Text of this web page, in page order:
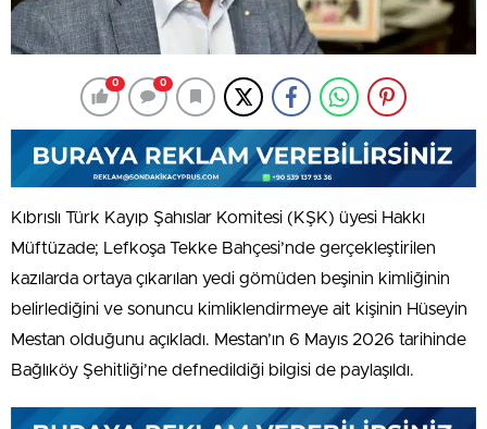
0 0
Kıbrıslı Türk Kayıp Şahıslar Komitesi (KŞK) üyesi Hakkı
Müftüzade; Lefkoşa Tekke Bahçesi’nde gerçekleştirilen
kazılarda ortaya çıkarılan yedi gömüden beşinin kimliğinin
belirlediğini ve sonuncu kimliklendirmeye ait kişinin Hüseyin
Mestan olduğunu açıkladı. Mestan’ın 6 Mayıs 2026 tarihinde
Bağlıköy Şehitliği’ne defnedildiği bilgisi de paylaşıldı.